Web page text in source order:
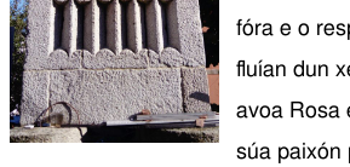
fóra e o
fluían dun
avoa Rosa
súa paixón